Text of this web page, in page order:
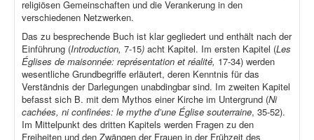
religiösen Gemeinschaften und die Verankerung in den
verschiedenen Netzwerken.
Das zu besprechende Buch ist klar gegliedert und enthält nach der
Einführung (Introduction, 7-15) acht Kapitel. Im ersten Kapitel (Les
Églises de maisonnée: représentation et réalité, 17-34) werden
wesentliche Grundbegriffe erläutert, deren Kenntnis für das
Verständnis der Darlegungen unabdingbar sind. Im zweiten Kapitel
befasst sich B. mit dem Mythos einer Kirche im Untergrund (Ni
cachées, ni confinées: le mythe d’une Église souterraine, 35-52).
Im Mittelpunkt des dritten Kapitels werden Fragen zu den
Freiheiten und den Zwängen der Frauen in der Frühzeit des